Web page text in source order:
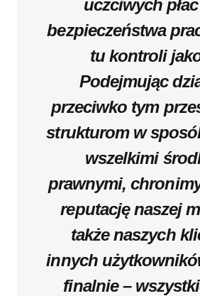
uczciwych
bezpieczeństwa
tu kontroli
Podejmując
przeciwko tym
strukturom w
wszelkimi
prawnymi,
reputację naszej
także naszych
innych
finalnie –